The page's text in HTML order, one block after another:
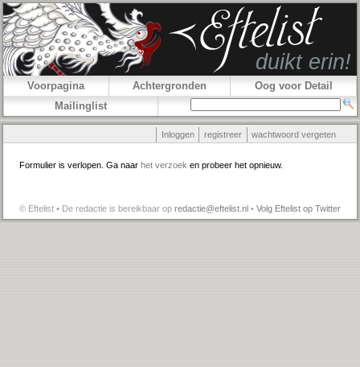
Voorpagina Achtergronden
Oog voor Detail
Mailinglist
Inloggen registreer wachtwoord vergeten
Formulier is verlopen. Ga naar het verzoek en probeer het opnieuw.
© Eftelist • De redactie is bereikbaar op redactie@eftelist.nl • Volg Eftelist op Twitter